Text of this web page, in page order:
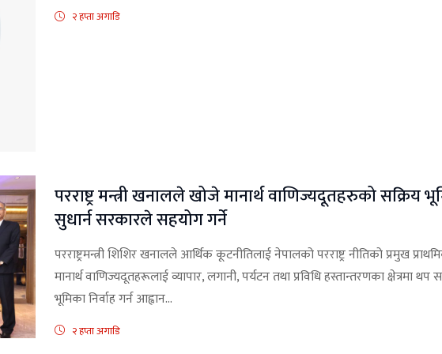
२ हप्ता अगाडि
परराष्ट्र मन्त्री खनालले खोजे मानार्थ वाणिज्यदूतहरुको सक्रिय
सुधार्न सरकारले सहयोग गर्ने
परराष्ट्रमन्त्री शिशिर खनालले आर्थिक कूटनीतिलाई नेपालको परराष्ट्र नीतिको प्रमुख
मानार्थ वाणिज्यदूतहरूलाई व्यापार, लगानी, पर्यटन तथा प्रविधि हस्तान्तरणका क्षेत्रमा थप
भूमिका निर्वाह गर्न आह्वान...
२ हप्ता अगाडि